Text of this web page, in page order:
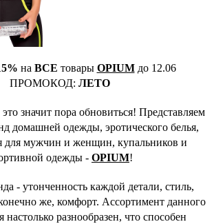
на ВСЕ товары OPIUMдо 12.06
ПРОМОКОД: ЛЕТО
значит пора обновиться! Представляем
домашней одежды, эротического белья,
для мужчин и женщин, купальников и
одежды - OPIUM!
- утонченность каждой детали, стиль,
же, комфорт. Ассортимент данного
настолько разнообразен, что способен